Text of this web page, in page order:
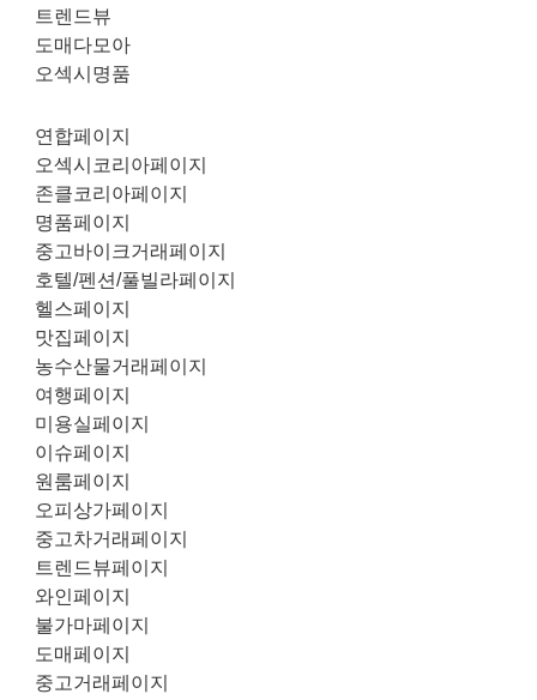
트렌드뷰
도매다모아
오섹시명품
연합페이지
오섹시코리아페이지
존클코리아페이지
명품페이지
중고바이크거래페이지
호텔/펜션/풀빌라페이지
헬스페이지
맛집페이지
농수산물거래페이지
여행페이지
미용실페이지
이슈페이지
원룸페이지
오피상가페이지
중고차거래페이지
트렌드뷰페이지
와인페이지
불가마페이지
도매페이지
중고거래페이지